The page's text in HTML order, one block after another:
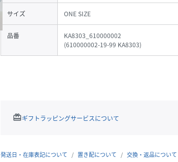
162cm / ONE SIZE 160cm / ONE SIZE
サイズ ONE SIZE
品番
KA8303_610000002
(610000002-19-99 KA8303)
redeemギフトラッピングサービスについて
発送日・在庫表記について 置き配について
交換・返品について